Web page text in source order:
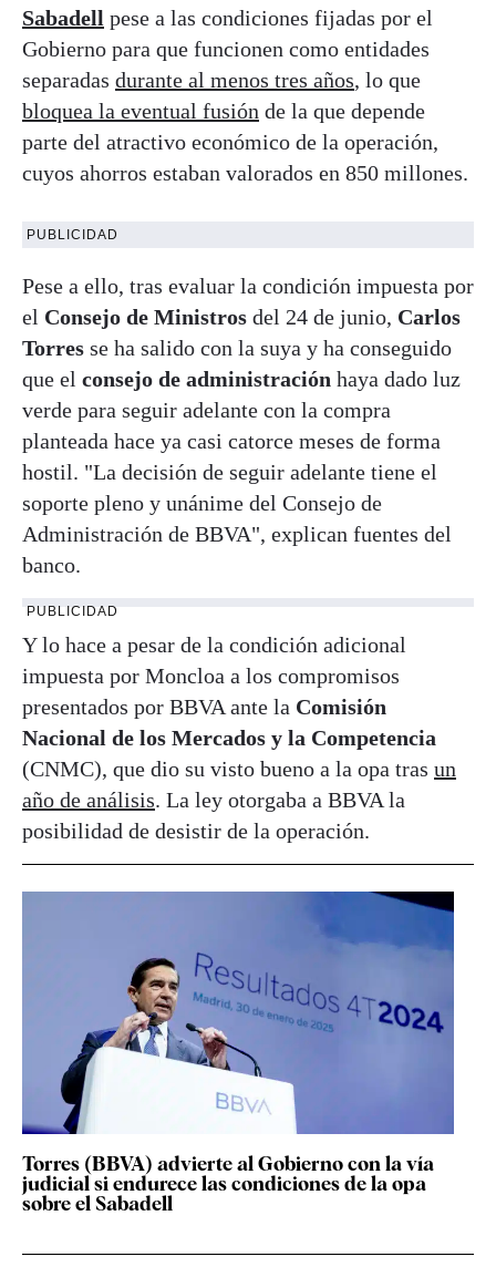
Sabadell pese a las condiciones fijadas por el
Gobierno para que funcionen como entidades
separadas durante al menos tres años, lo que
bloquea la eventual fusión de la que depende
parte del atractivo económico de la operación,
cuyos ahorros estaban valorados en 850 millones.
PUBLICIDAD
Pese a ello, tras evaluar la condición impuesta por
el Consejo de Ministros del 24 de junio, Carlos
Torres se ha salido con la suya y ha conseguido
que el consejo de administración haya dado luz
verde para seguir adelante con la compra
planteada hace ya casi catorce meses de forma
hostil. "La decisión de seguir adelante tiene el
soporte pleno y unánime del Consejo de
Administración de BBVA", explican fuentes del
banco.
PUBLICIDAD
Y lo hace a pesar de la condición adicional
impuesta por Moncloa a los compromisos
presentados por BBVA ante la Comisión
Nacional de los Mercados y la Competencia
(CNMC), que dio su visto bueno a la opa tras un
año de análisis. La ley otorgaba a BBVA la
posibilidad de desistir de la operación.
Torres (BBVA) advierte al Gobierno con la vía
judicial si endurece las condiciones de la opa
sobre el Sabadell